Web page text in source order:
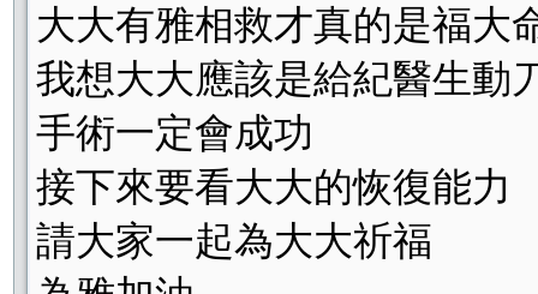
大大有雅相救才真的是福大
我想大大應該是給紀醫生動
手術一定會成功
接下來要看大大的恢復能力
請大家一起為大大祈福